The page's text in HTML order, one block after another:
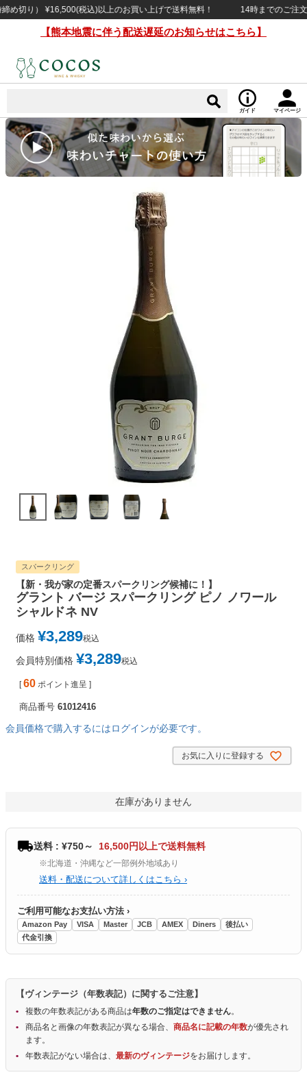
り） ¥16,500(税込)以上のお買い上げで送料無料！ 14時までのご注文で
【熊本地震に伴う配送遅延のお知らせはこちら】
ガイド マイページ
スパークリング
【新・我が家の定番スパークリング候補に！】
グラント バージ スパークリング ピノ ノワール
シャルドネ NV
価格 ¥3,289税込
会員特別価格 ¥3,289税込
[ 60 ポイント進呈 ]
商品番号 61012416
会員価格で購入するにはログインが必要です。
お気に入りに登録する
在庫がありません
送料 : ¥750～ 16,500円以上で送料無料
※北海道・沖縄など一部例外地域あり
送料・配送について詳しくはこちら ›
ご利用可能なお支払い方法 ›
Amazon Pay VISA Master JCB AMEX Diners
後払い
代金引換
【ヴィンテージ（年数表記）に関するご注意】
複数の年数表記がある商品は年数のご指定はできません。
商品名と画像の年数表記が異なる場合、 商品名に記載の年数が優先され
ます。
年数表記がない場合は、 最新のヴィンテージをお届けします。